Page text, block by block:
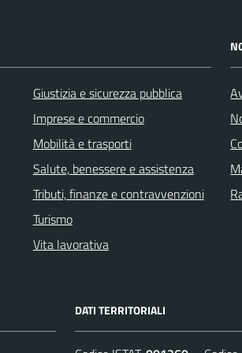
Giustizia e sicurezza pubblica
Imprese e commercio
Mobilità e trasporti
Salute, benessere e assistenza
Tributi, finanze e contravvenzioni
Turismo
Vita lavorativa
DATI TERRITORIALI